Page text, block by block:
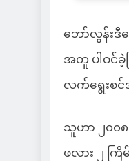
ဘော်လွန်းဒီ
အတူ ပါဝင်ခဲ့
လက်ရွေးစင်
သူဟာ ၂၀၀
ဖလား ၂ က